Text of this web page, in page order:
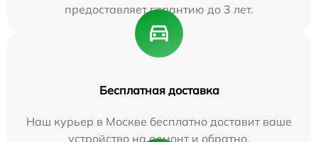
предоставляет гарантию до 3 лет.
Бесплатная доставка
Наш курьер в Москве бесплатно доставит ваше
устройство на ремонт и обратно.